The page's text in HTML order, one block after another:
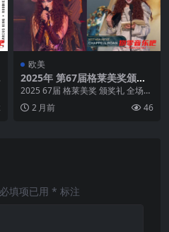
欧美
2025年 第67届格莱美奖颁奖
典礼 包含上一届
2025 67届 格莱美奖 颁奖礼 全场
视频 1080Pi 无水印 纯享 34...
2 月前 46
必填项已用 * 标注